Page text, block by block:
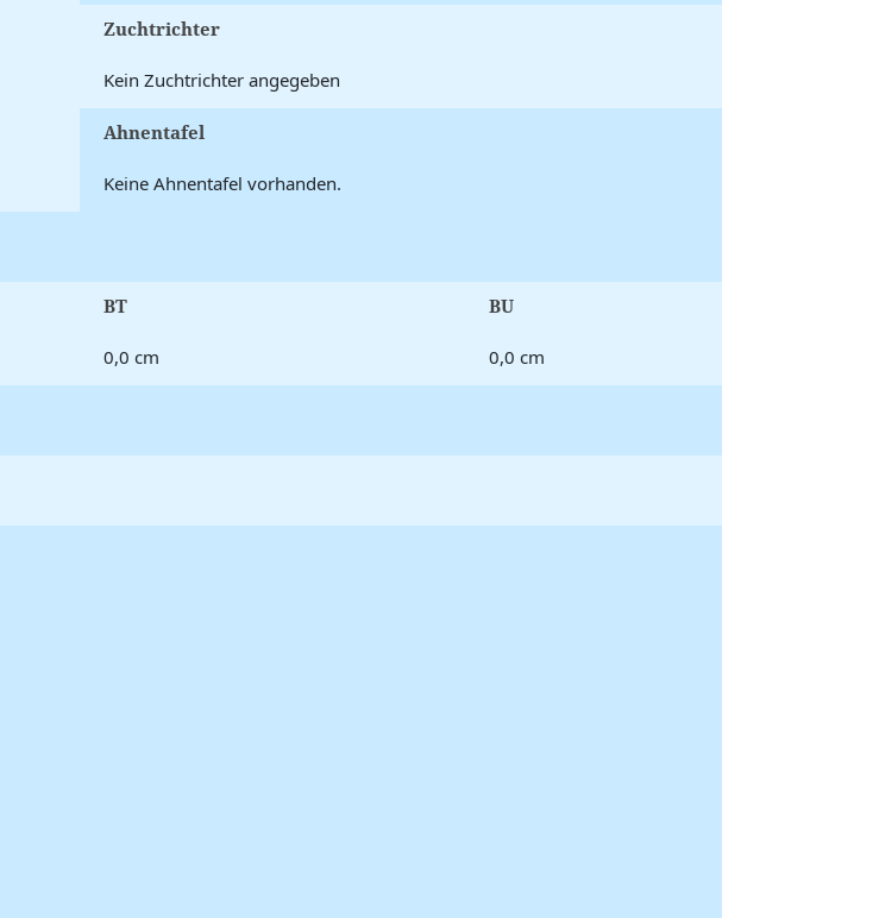
Zuchtrichter
Kein Zuchtrichter angegeben
Ahnentafel
Keine Ahnentafel vorhanden.
BT
0,0 cm
BU
0,0 cm